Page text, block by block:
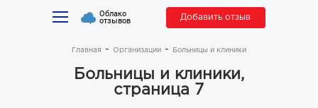
Облако
отзывов Добавить отзыв
Главная Организации Больницы и клиники
Больницы и клиники,
страница 7